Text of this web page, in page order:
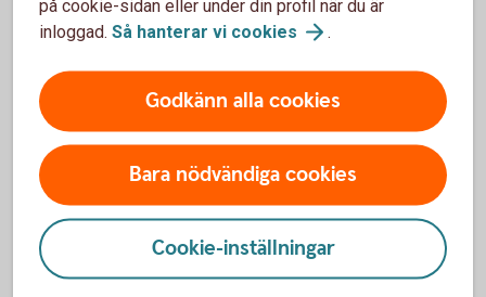
Börja pensionsspara
Låt oss hjälpa dig att komma igång med
pensionssparandet till din framtida pension!
Pensionsspara - räkna ut dinpension
på cookie-sidan eller under din profil när du är
inloggad. Så hanterar vi cookies .
Godkänn alla cookies
Bara nödvändiga cookies
Cookie-inställningar